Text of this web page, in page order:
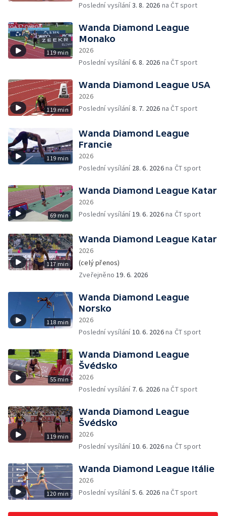
Poslední vysílání3. 8. 2026 na ČT sport
119 min
Wanda Diamond League
Monako
2026
Poslední vysílání6. 8. 2026 na ČT sport
119 min
Wanda Diamond League USA
2026
Poslední vysílání8. 7. 2026 na ČT sport
119 min
Wanda Diamond League
Francie
2026
Poslední vysílání 28. 6. 2026na ČT sport
69 min
Wanda Diamond League Katar
2026
Poslední vysílání19. 6. 2026na ČT sport
117 min
Wanda Diamond League Katar
2026
(celý přenos)
Zveřejněno19. 6. 2026
118 min
Wanda Diamond League
Norsko
2026
Poslední vysílání10. 6. 2026na ČT sport
55 min
Wanda Diamond League
Švédsko
2026
Poslední vysílání 7. 6. 2026 na ČT sport
119 min
Wanda Diamond League
Švédsko
2026
Poslední vysílání10. 6. 2026na ČT sport
120 min
Wanda Diamond League Itálie
2026
Poslední vysílání5. 6. 2026 na ČT sport